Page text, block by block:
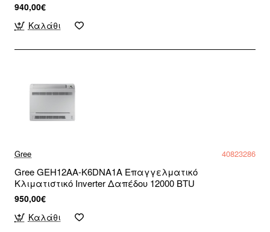
940,00€
Καλάθι
Gree 40823286
Gree GEH12AA-K6DNA1A Επαγγελματικό
Κλιματιστικό Inverter Δαπέδου 12000 BTU
950,00€
Καλάθι